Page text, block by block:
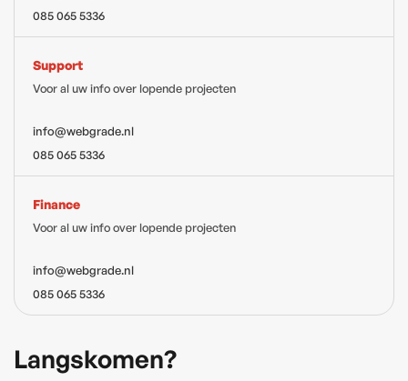
085 065 5336
Support
Voor al uw info over lopende projecten
info@webgrade.nl
085 065 5336
Finance
Voor al uw info over lopende projecten
info@webgrade.nl
085 065 5336
Langskomen?